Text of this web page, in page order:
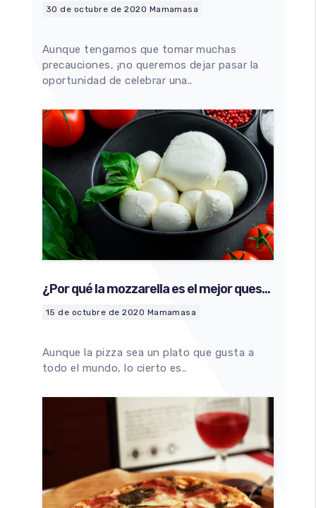
30 de octubre de 2020 Mamamasa
Aunque tengamos que tomar muchas
precauciones, ¡no queremos dejar pasar la
oportunidad de celebrar una..
¿Por qué la mozzarella es el mejor queso
15 de octubre de 2020 Mamamasa
Aunque la pizza sea un plato que gusta a
todo el mundo, lo cierto es..